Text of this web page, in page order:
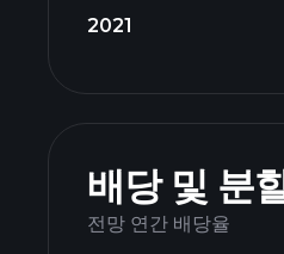
2021
배당 및 분
전망 연간 배당율